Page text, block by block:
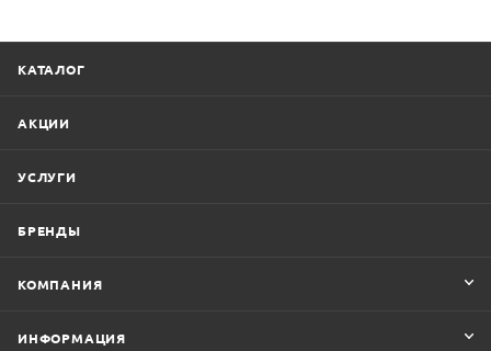
КАТАЛОГ
АКЦИИ
УСЛУГИ
БРЕНДЫ
КОМПАНИЯ
ИНФОРМАЦИЯ